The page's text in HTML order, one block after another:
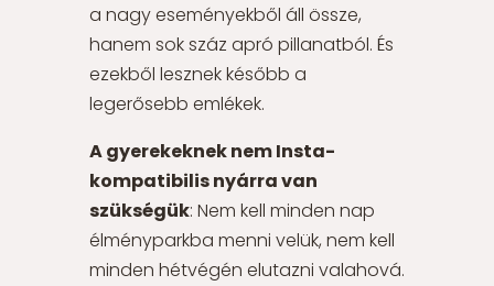
a nagy eseményekből áll össze,
hanem sok száz apró pillanatból. És
ezekből lesznek később a
legerősebb emlékek.
A gyerekeknek nem Insta-
kompatibilis nyárra van
szükségük: Nem kell minden nap
élményparkba menni velük, nem kell
minden hétvégén elutazni valahová.